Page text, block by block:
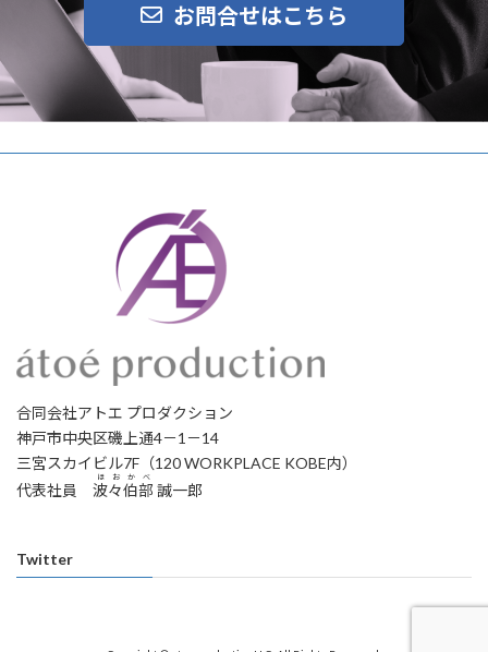
お問合せはこちら
合同会社アトエ プロダクション
神戸市中央区磯上通4－1－14
三宮スカイビル7F（120 WORKPLACE KOBE内）
代表社員 波々伯部
ほおかべ
誠一郎
Twitter